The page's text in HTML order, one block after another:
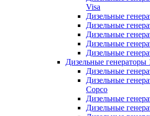
Visa
Дизельные
Дизельные
Дизельные
Дизельные
Дизельные
Дизельные генераторы
Дизельные
Дизельные
Copco
Дизельные
Дизельные